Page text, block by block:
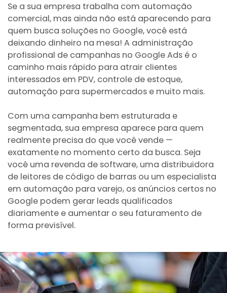
Se a sua empresa trabalha com automação
comercial, mas ainda não está aparecendo para
quem busca soluções no Google, você está
deixando dinheiro na mesa! A administração
profissional de campanhas no Google Ads é o
caminho mais rápido para atrair clientes
interessados em PDV, controle de estoque,
automação para supermercados e muito mais.
Com uma campanha bem estruturada e
segmentada, sua empresa aparece para quem
realmente precisa do que você vende —
exatamente no momento certo da busca. Seja
você uma revenda de software, uma distribuidora
de leitores de código de barras ou um especialista
em automação para varejo, os anúncios certos no
Google podem gerar leads qualificados
diariamente e aumentar o seu faturamento de
forma previsível.